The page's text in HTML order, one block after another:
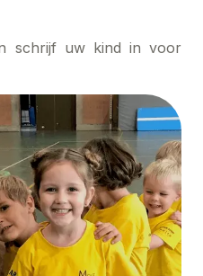
schrijf uw kind in voor